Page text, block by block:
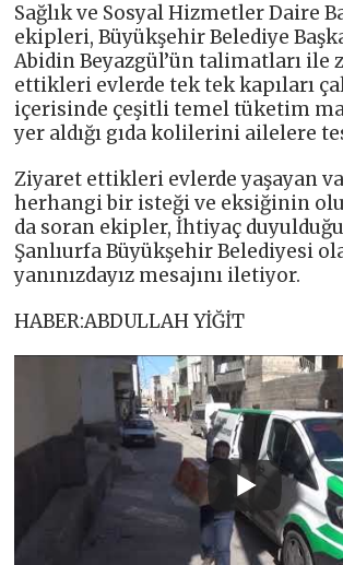
Sağlık ve Sosyal Hizmetler Daire
ekipleri, Büyükşehir Belediye
Abidin Beyazgül’ün talimatları ile
ettikleri evlerde tek tek kapıları
içerisinde çeşitli temel tüketim
yer aldığı gıda kolilerini ailelere
Ziyaret ettikleri evlerde yaşayan
herhangi bir isteği ve eksiğinin
da soran ekipler, İhtiyaç
Şanlıurfa Büyükşehir Belediyesi
yanınızdayız mesajını iletiyor.
HABER:ABDULLAH YİĞİT